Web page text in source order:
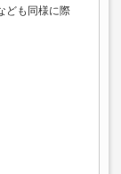
ども同様に際